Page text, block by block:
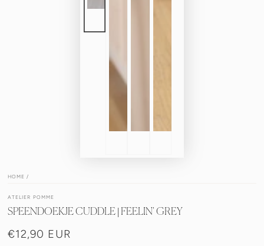
HOME /
ATELIER POMME
SPEENDOEKJE CUDDLE | FEELIN' GREY
Normale
€12,90 EUR